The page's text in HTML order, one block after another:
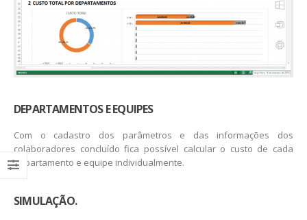
DEPARTAMENTOS E EQUIPES
Com o cadastro dos parâmetros e das informações dos
colaboradores concluído fica possível calcular o custo de cada
departamento e equipe individualmente.​
SIMULAÇÃO.